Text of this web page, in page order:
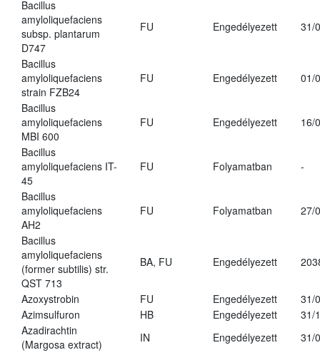
Bacillus
amyloliquefaciens
subsp. plantarum
D747
FU Engedélyezett 31/
Bacillus
amyloliquefaciens
strain FZB24
FU Engedélyezett 01/
Bacillus
amyloliquefaciens
MBI 600
FU Engedélyezett 16/
Bacillus
amyloliquefaciens IT-
45
FU Folyamatban -
Bacillus
amyloliquefaciens
AH2
FU Folyamatban 27/
Bacillus
amyloliquefaciens
(former subtilis) str.
QST 713
BA, FU Engedélyezett
Azoxystrobin FU Engedélyezett
31/
Azimsulfuron
HB Engedélyezett
31/
Azadirachtin
(Margosa extract)
IN Engedélyezett
31/